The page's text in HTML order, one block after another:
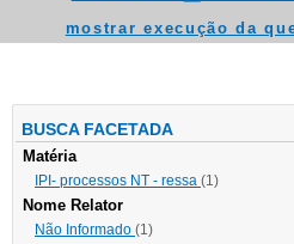
mostrar execução da
BUSCA FACETADA
Matéria
IPI- processos NT - ressa (1)
Nome Relator
Não Informado (1)